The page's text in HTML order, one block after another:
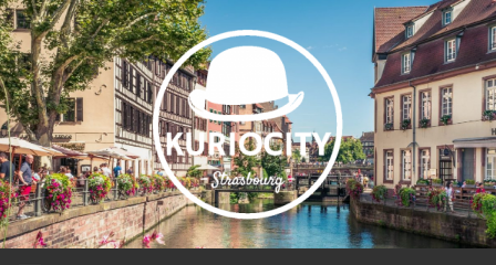
Skip
to
content